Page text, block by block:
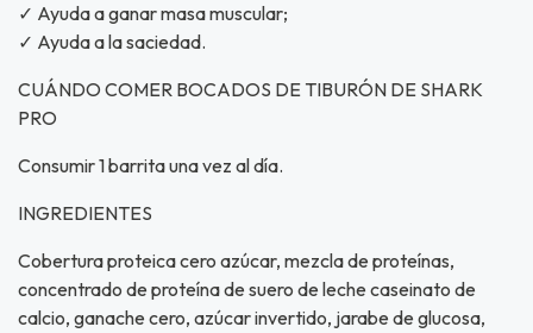
✓ Ayuda a ganar masa muscular;
✓ Ayuda a la saciedad.
CUÁNDO COMER BOCADOS DE TIBURÓN DE SHARK
PRO
Consumir 1 barrita una vez al día.
INGREDIENTES
Cobertura proteica cero azúcar, mezcla de proteínas,
concentrado de proteína de suero de leche caseinato de
calcio, ganache cero, azúcar invertido, jarabe de glucosa,